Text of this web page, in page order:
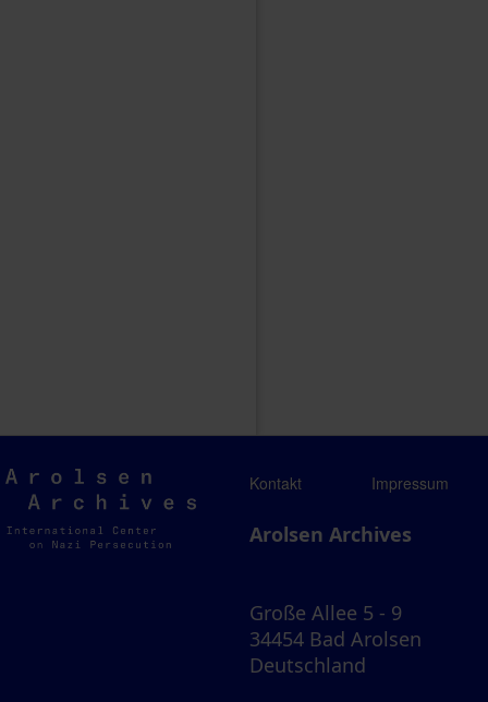
Arolsen
Archives
Kontakt Impressum
Arolsen Archives
Große Allee 5 - 9
34454 Bad Arolsen
Deutschland